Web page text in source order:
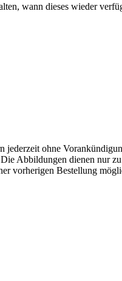
wann dieses wieder
ohne
Abbildungen dienen nur
vorherigen Bestellung